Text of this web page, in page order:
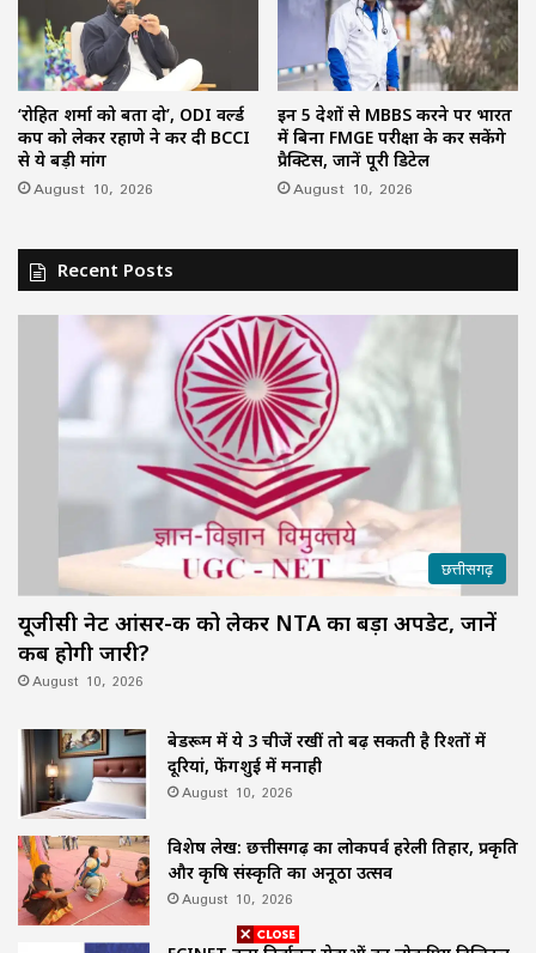
‘रोहित शर्मा को बता दो’, ODI वर्ल्ड
कप को लेकर रहाणे ने कर दी BCCI
से ये बड़ी मांग
August 10, 2026
इन 5 देशों से MBBS करने पर भारत
में बिना FMGE परीक्षा के कर सकेंगे
प्रैक्टिस, जानें पूरी डिटेल
August 10, 2026
Recent Posts
छत्तीसगढ़
यूजीसी नेट आंसर-की को लेकर NTA का बड़ा अपडेट, जानें
कब होगी जारी?
August 10, 2026
बेडरूम में ये 3 चीजें रखीं तो बढ़ सकती है रिश्तों में
दूरियां, फेंगशुई में मनाही
August 10, 2026
विशेष लेख: छत्तीसगढ़ का लोकपर्व हरेली तिहार, प्रकृति
और कृषि संस्कृति का अनूठा उत्सव
August 10, 2026